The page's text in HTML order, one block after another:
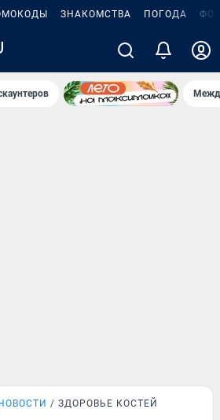
ЗНАКОМСТВА ПОГОДА
ЗДОРОВЬЕ КОСТЕЙ